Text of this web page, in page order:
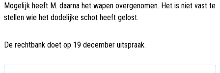
Mogelijk heeft M. daarna het wapen overgenomen. Het is niet vast te
stellen wie het dodelijke schot heeft gelost.
De rechtbank doet op 19 december uitspraak.